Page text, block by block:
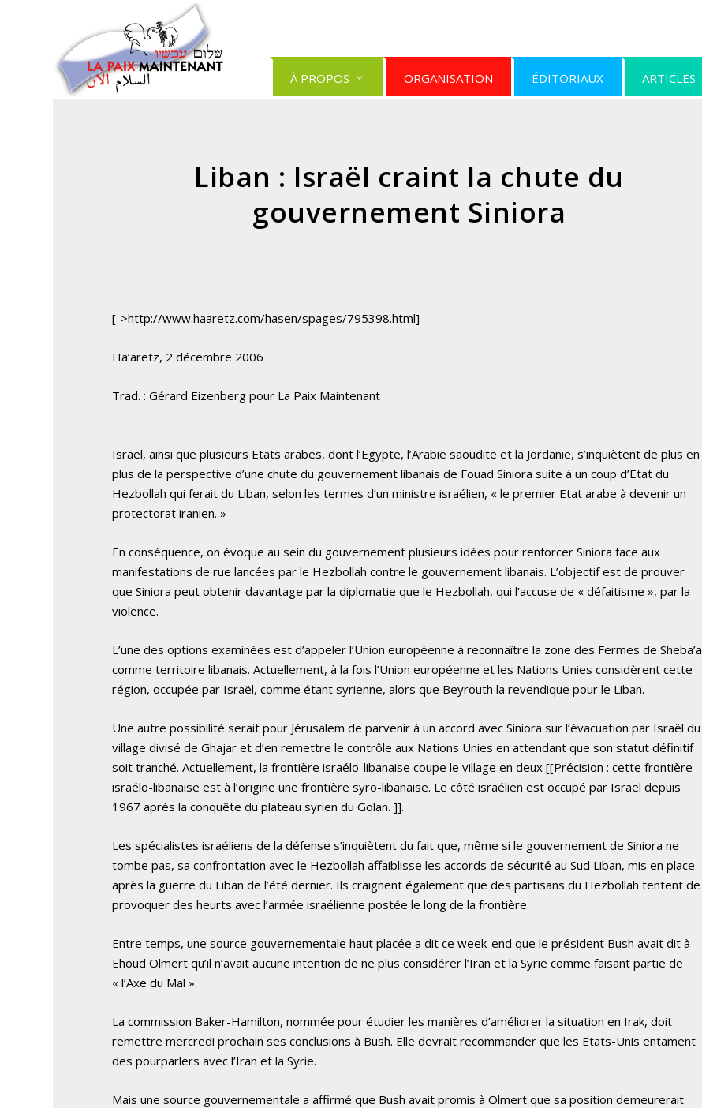
À PROPOS ORGANISATION ÉDITORIAUX ARTICLES
Liban : Israël craint la chute du
gouvernement Siniora
[->http://www.haaretz.com/hasen/spages/795398.html]
Ha’aretz, 2 décembre 2006
Trad. : Gérard Eizenberg pour La Paix Maintenant
Israël, ainsi que plusieurs Etats arabes, dont l’Egypte, l’Arabie saoudite et la Jordanie, s’inquiètent de plus en
plus de la perspective d’une chute du gouvernement libanais de Fouad Siniora suite à un coup d’Etat du
Hezbollah qui ferait du Liban, selon les termes d’un ministre israélien, « le premier Etat arabe à devenir un
protectorat iranien. »
En conséquence, on évoque au sein du gouvernement plusieurs idées pour renforcer Siniora face aux
manifestations de rue lancées par le Hezbollah contre le gouvernement libanais. L’objectif est de prouver
que Siniora peut obtenir davantage par la diplomatie que le Hezbollah, qui l’accuse de « défaitisme », par la
violence.
L’une des options examinées est d’appeler l’Union européenne à reconnaître la zone des Fermes de Sheba’a
comme territoire libanais. Actuellement, à la fois l’Union européenne et les Nations Unies considèrent cette
région, occupée par Israël, comme étant syrienne, alors que Beyrouth la revendique pour le Liban.
Une autre possibilité serait pour Jérusalem de parvenir à un accord avec Siniora sur l’évacuation par Israël du
village divisé de Ghajar et d’en remettre le contrôle aux Nations Unies en attendant que son statut définitif
soit tranché. Actuellement, la frontière israélo-libanaise coupe le village en deux [[Précision : cette frontière
israélo-libanaise est à l’origine une frontière syro-libanaise. Le côté israélien est occupé par Israël depuis
1967 après la conquête du plateau syrien du Golan. ]].
Les spécialistes israéliens de la défense s’inquiètent du fait que, même si le gouvernement de Siniora ne
tombe pas, sa confrontation avec le Hezbollah affaiblisse les accords de sécurité au Sud Liban, mis en place
après la guerre du Liban de l’été dernier. Ils craignent également que des partisans du Hezbollah tentent de
provoquer des heurts avec l’armée israélienne postée le long de la frontière
Entre temps, une source gouvernementale haut placée a dit ce week-end que le président Bush avait dit à
Ehoud Olmert qu’il n’avait aucune intention de ne plus considérer l’Iran et la Syrie comme faisant partie de
« l’Axe du Mal ».
La commission Baker-Hamilton, nommée pour étudier les manières d’améliorer la situation en Irak, doit
remettre mercredi prochain ses conclusions à Bush. Elle devrait recommander que les Etats-Unis entament
des pourparlers avec l’Iran et la Syrie.
Mais une source gouvernementale a affirmé que Bush avait promis à Olmert que sa position demeurerait